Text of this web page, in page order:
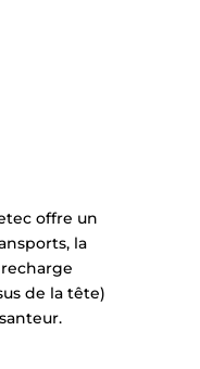
offre un
la
de la tête)